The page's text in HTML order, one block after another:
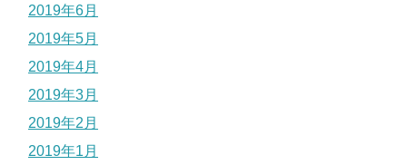
2019年6月
2019年5月
2019年4月
2019年3月
2019年2月
2019年1月